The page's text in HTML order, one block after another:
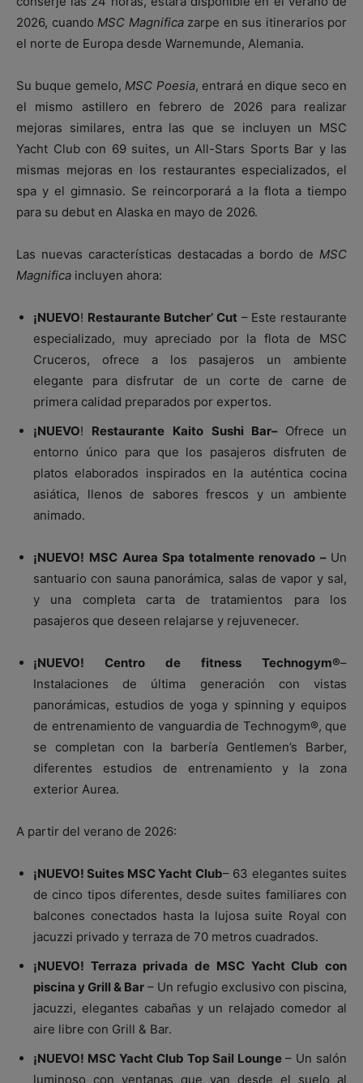
2026, cuando MSC Magnificazarpe en sus itinerarios por
el norte de Europa desde Warnemunde, Alemania.
Su buque gemelo, MSC Poesia, entrará en dique seco en
el mismo astillero en febrero de 2026 para realizar
mejoras similares, entra las que se incluyen un MSC
Yacht Club con 69 suites, un All-Stars Sports Bar y las
mismas mejoras en los restaurantes especializados, el
spa y el gimnasio. Se reincorporará a la flota a tiempo
para su debut en Alaska en mayo de 2026.
Las nuevas características destacadas a bordo de MSC
Magnifica incluyen ahora:
¡NUEVO! Restaurante Butcher’ Cut – Este restaurante
especializado, muy apreciado por la flota de MSC
Cruceros, ofrece a los pasajeros un ambiente
elegante para disfrutar de un corte de carne de
primera calidad preparados por expertos.
¡NUEVO! Restaurante Kaito Sushi Bar– Ofrece un
entorno único para que los pasajeros disfruten de
platos elaborados inspirados en la auténtica cocina
asiática, llenos de sabores frescos y un ambiente
animado.
¡NUEVO! MSC Aurea Spa totalmente renovado – Un
santuario con sauna panorámica, salas de vapor y sal,
y una completa carta de tratamientos para los
pasajeros que deseen relajarse y rejuvenecer.
¡NUEVO! Centro de fitness Technogym®–
Instalaciones de última generación con vistas
panorámicas, estudios de yoga y spinning y equipos
de entrenamiento de vanguardia de Technogym®, que
se completan con la barbería Gentlemen’s Barber,
diferentes estudios de entrenamiento y la zona
exterior Aurea.
A partir del verano de 2026:
¡NUEVO! Suites MSC Yacht Club– 63 elegantes suites
de cinco tipos diferentes, desde suites familiares con
balcones conectados hasta la lujosa suite Royal con
jacuzzi privado y terraza de 70 metros cuadrados.
¡NUEVO! Terraza privada de MSC Yacht Club con
piscina y Grill & Bar – Un refugio exclusivo con piscina,
jacuzzi, elegantes cabañas y un relajado comedor al
aire libre con Grill & Bar.
¡NUEVO! MSC Yacht Club Top Sail Lounge – Un salón
luminoso con ventanas que van desde el suelo al